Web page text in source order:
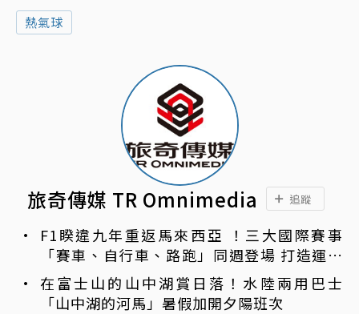
熱氣球
旅奇傳媒 TR Omnimedia 追蹤
F1睽違九年重返馬來西亞 ！三大國際賽事
「賽車、自行車、路跑」同週登場 打造運動
旅遊熱潮
在富士山的山中湖賞日落！水陸兩用巴士
「山中湖的河馬」暑假加開夕陽班次